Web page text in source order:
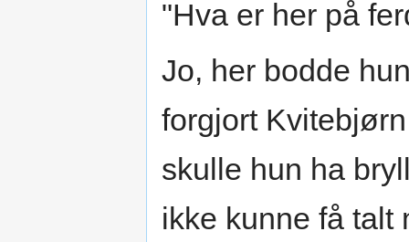
"Hva er her på
Jo, her bodde
forgjort
skulle hun ha
ikke kunne få talt